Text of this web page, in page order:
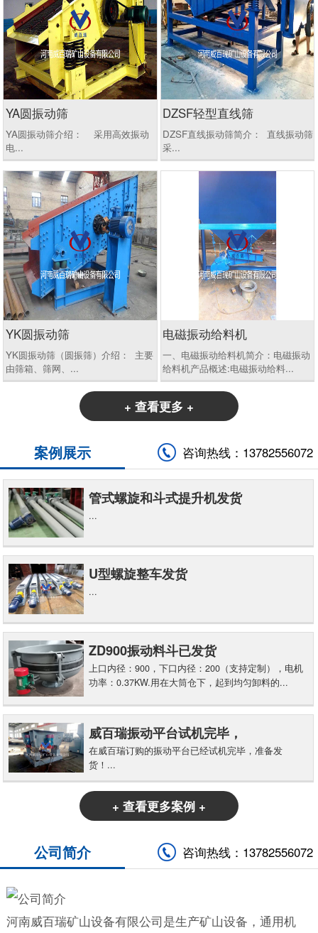
YA圆振动筛
YA圆振动筛介绍： 采用高效振动
电...
DZSF轻型直线筛
DZSF直线振动筛简介： 直线振动筛
采...
YK圆振动筛
YK圆振动筛（圆振筛）介绍： 主要
由筛箱、筛网、...
电磁振动给料机
一、电磁振动给料机简介：电磁振动
给料机产品概述:电磁振动给料...
+ 查看更多 +
咨询热线：13782556072
案例展示
管式螺旋和斗式提升机发货
...
U型螺旋整车发货
...
ZD900振动料斗已发货
上口内径：900，下口内径：200（支持定制），电机
功率：0.37KW.用在大筒仓下，起到均匀卸料的...
威百瑞振动平台试机完毕，
在威百瑞订购的振动平台已经试机完毕，准备发
货！...
+ 查看更多案例 +
咨询热线：13782556072
公司简介
河南威百瑞矿山设备有限公司是生产矿山设备，通用机